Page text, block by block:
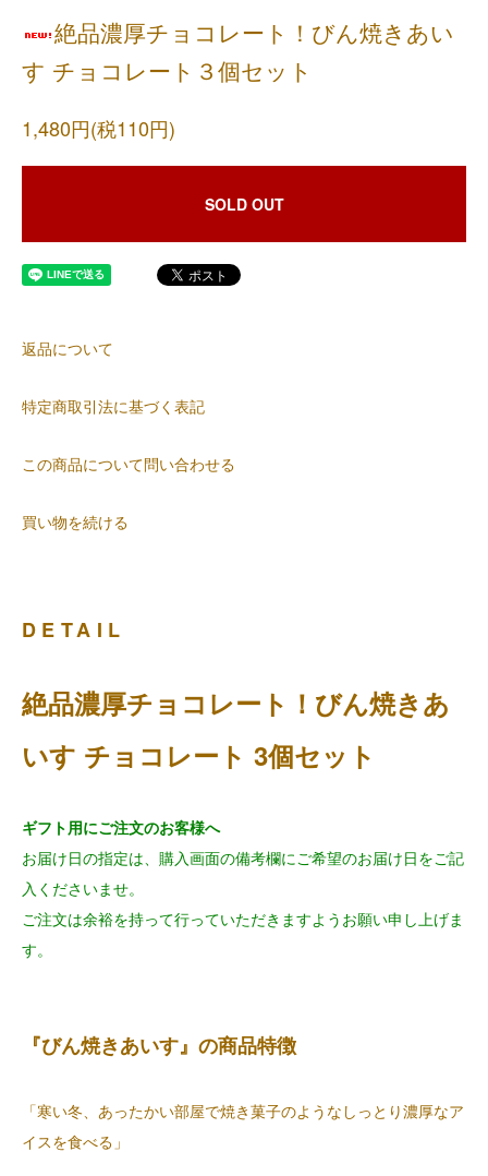
絶品濃厚チョコレート！びん焼きあい
す チョコレート３個セット
1,480円(税110円)
SOLD OUT
返品について
特定商取引法に基づく表記
この商品について問い合わせる
買い物を続ける
DETAIL
絶品濃厚チョコレート！びん焼きあ
いす チョコレート 3個セット
ギフト用にご注文のお客様へ
お届け日の指定は、購入画面の備考欄にご希望のお届け日をご記
入くださいませ。
ご注文は余裕を持って行っていただきますようお願い申し上げま
す。
『びん焼きあいす』の商品特徴
「寒い冬、あったかい部屋で焼き菓子のようなしっとり濃厚なア
イスを食べる」